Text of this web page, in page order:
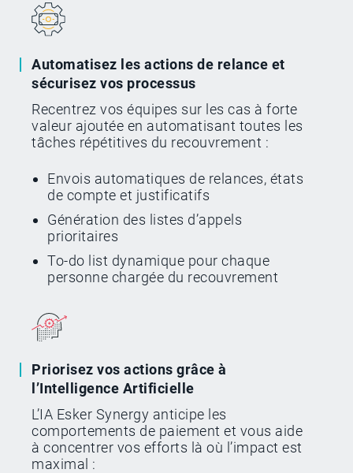
Automatisez les actions de relance et
sécurisez vos processus
Recentrez vos équipes sur les cas à forte
valeur ajoutée en automatisant toutes les
tâches répétitives du recouvrement :
Envois automatiques de relances, états
de compte et justificatifs
Génération des listes d’appels
prioritaires
To-do list dynamique pour chaque
personne chargée du recouvrement
Priorisez vos actions grâce à
l’Intelligence Artificielle
L’IA Esker Synergy anticipe les
comportements de paiement et vous aide
à concentrer vos efforts là où l’impact est
maximal :